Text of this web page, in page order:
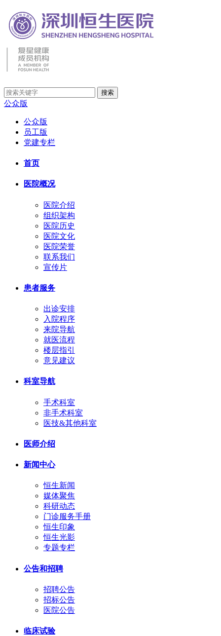
公众版
公众版
员工版
党建专栏
首页
医院概况
医院介绍
组织架构
医院历史
医院文化
医院荣誉
联系我们
宣传片
患者服务
出诊安排
入院程序
来院导航
就医流程
楼层指引
意见建议
科室导航
手术科室
非手术科室
医技&其他科室
医师介绍
新闻中心
恒生新闻
媒体聚焦
科研动态
门诊服务手册
恒生印象
恒生光影
专题专栏
公告和招聘
招聘公告
招标公告
医院公告
临床试验